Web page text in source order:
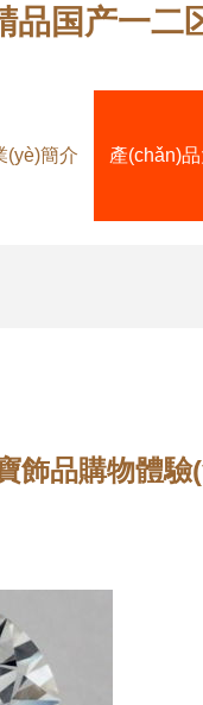
国产一二
(yè)簡介 產(chǎn)
飾品購物體驗